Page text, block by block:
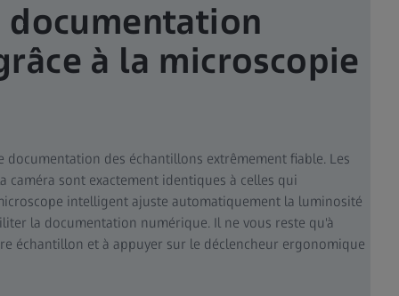
documentation
à la microscopie
documentation des échantillons extrêmement fiable. Les
caméra sont exactement identiques à celles qui
intelligent ajuste automatiquement la luminosité
la documentation numérique. Il ne vous reste qu'à
échantillon et à appuyer sur le déclencheur ergonomique